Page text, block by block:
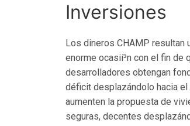
Inversiones
Los dineros CHAMP resultan
enorme ocasií³n con el fin de
desarrolladores obtengan
déficit desplazándolo hacia el
aumenten la propuesta de
seguras, decentes